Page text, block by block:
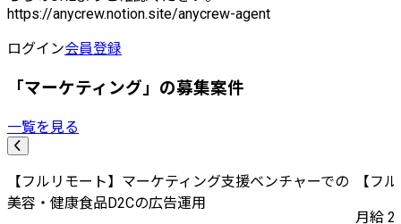
https://anycrew.notion.site/anycrew-agent
ログイン会員登録
「マーケティング」の募集案件
一覧を見る
【フルリモート】マーケティング支援ベンチャーでの
美容・健康食品D2Cの広告運用
【フ
月給